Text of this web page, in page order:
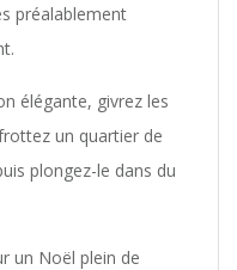
préalablement
élégante, givrez les
un quartier de
plongez-le dans du
un Noël plein de